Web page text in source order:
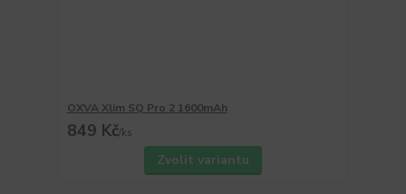
OXVA Xlim SQ Pro 2 1600mAh
849 Kč/ks
Zvolit variantu